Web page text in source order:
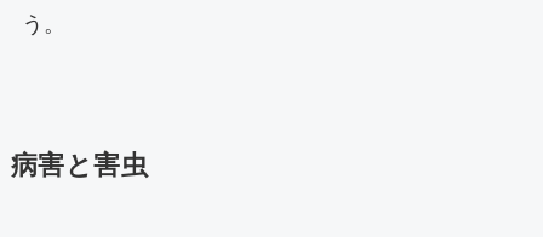
う。
病害と害虫